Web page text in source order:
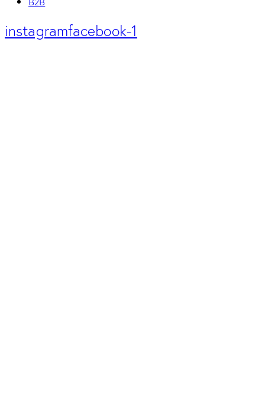
instagramfacebook-1